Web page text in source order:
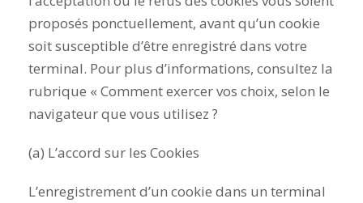
proposés ponctuellement, avant qu’un cookie
soit susceptible d’être enregistré dans votre
terminal. Pour plus d’informations, consultez la
rubrique « Comment exercer vos choix, selon le
navigateur que vous utilisez ?
(a) L’accord sur les Cookies
L’enregistrement d’un cookie dans un terminal